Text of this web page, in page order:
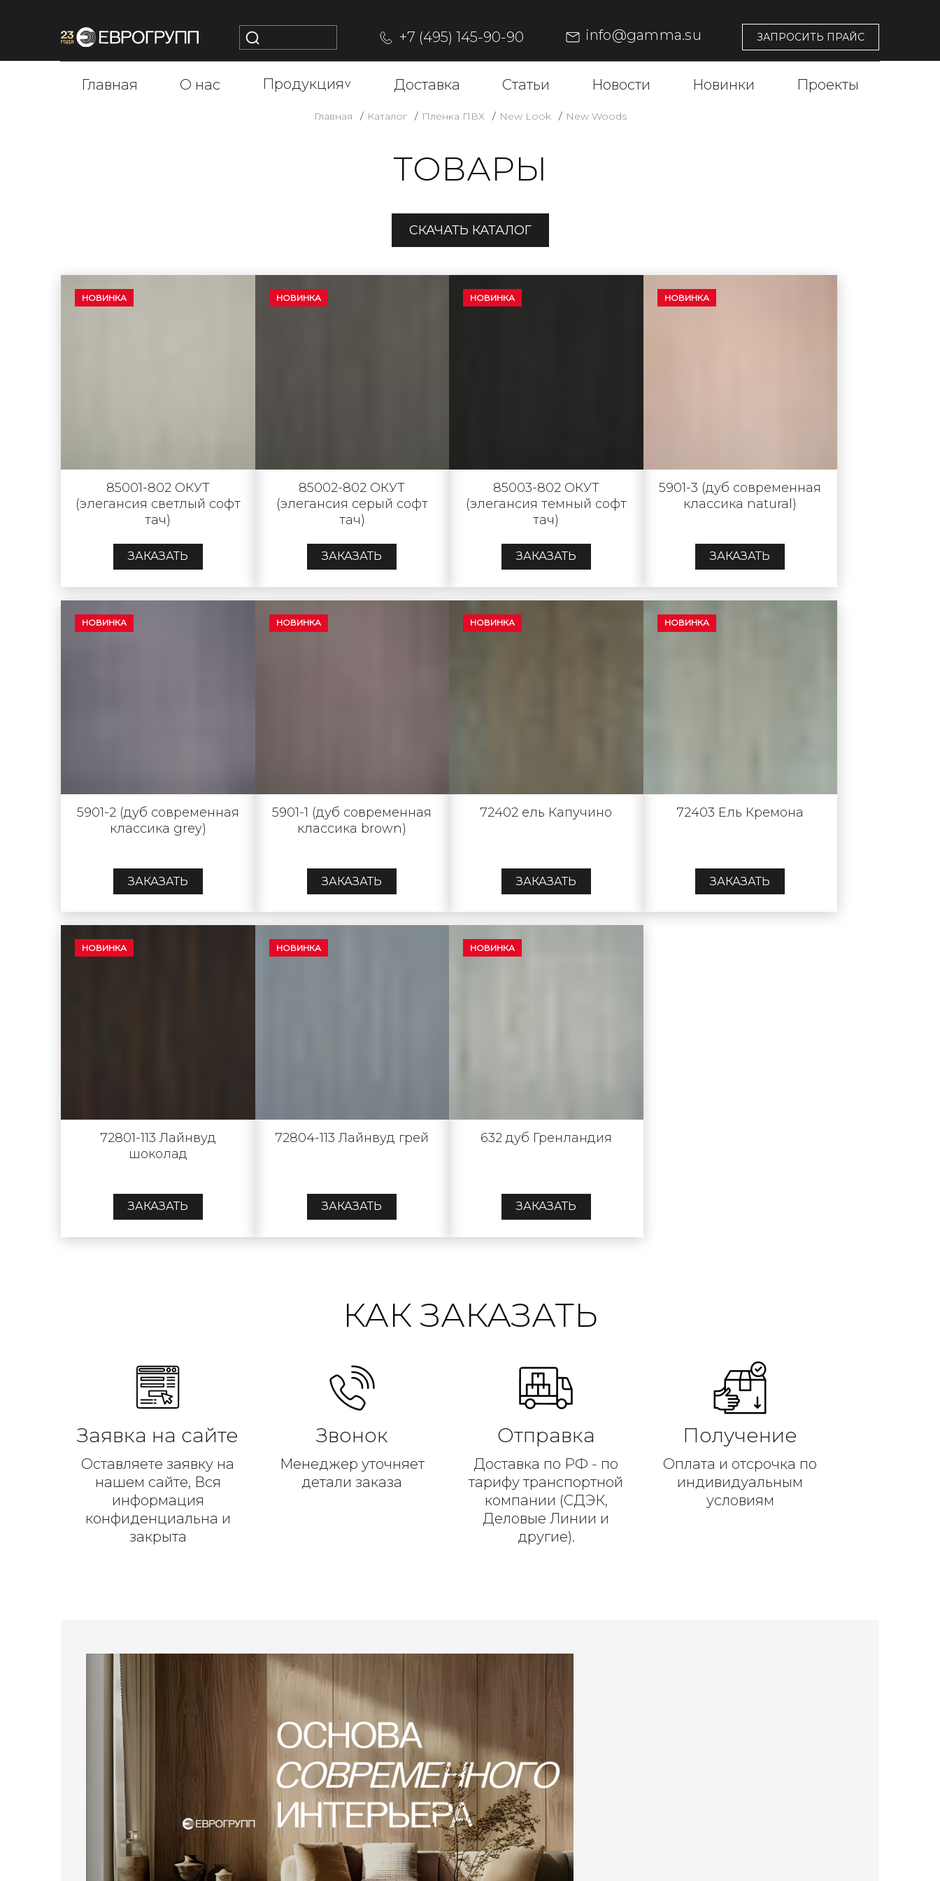
+7 (495) 145-90-90 info@gamma.su ЗАПРОСИТЬ ПРАЙС
Главная О нас Продукция^ Доставка Статьи Новости Новинки Проекты
Главная Каталог Пленка ПВХ New Look New Woods
ТОВАРЫ
СКАЧАТЬ КАТАЛОГ
НОВИНКА
85001-802 ОКУТ
(элегансия светлый софт
тач)
ЗАКАЗАТЬ
НОВИНКА
85002-802 ОКУТ
(элегансия серый софт
тач)
ЗАКАЗАТЬ
НОВИНКА
85003-802 ОКУТ
(элегансия темный софт
тач)
ЗАКАЗАТЬ
НОВИНКА
5901-3 (дуб современная
классика natural)
ЗАКАЗАТЬ
НОВИНКА
5901-2 (дуб современная
классика grey)
ЗАКАЗАТЬ
НОВИНКА
5901-1 (дуб современная
классика brown)
ЗАКАЗАТЬ
НОВИНКА
72402 ель Капучино
ЗАКАЗАТЬ
НОВИНКА
72403 Ель Кремона
ЗАКАЗАТЬ
НОВИНКА
72801-113 Лайнвуд
шоколад
ЗАКАЗАТЬ
НОВИНКА
72804-113 Лайнвуд грей
ЗАКАЗАТЬ
НОВИНКА
632 дуб Гренландия
ЗАКАЗАТЬ
КАК ЗАКАЗАТЬ
Заявка на сайте
Оставляете заявку на
нашем сайте, Вся
информация
конфиденциальна и
закрыта
Звонок
Менеджер уточняет
детали заказа
Отправка
Доставка по РФ - по
тарифу транспортной
компании (СДЭК,
Деловые Линии и
другие).
Получение
Оплата и отсрочка по
индивидуальным
условиям